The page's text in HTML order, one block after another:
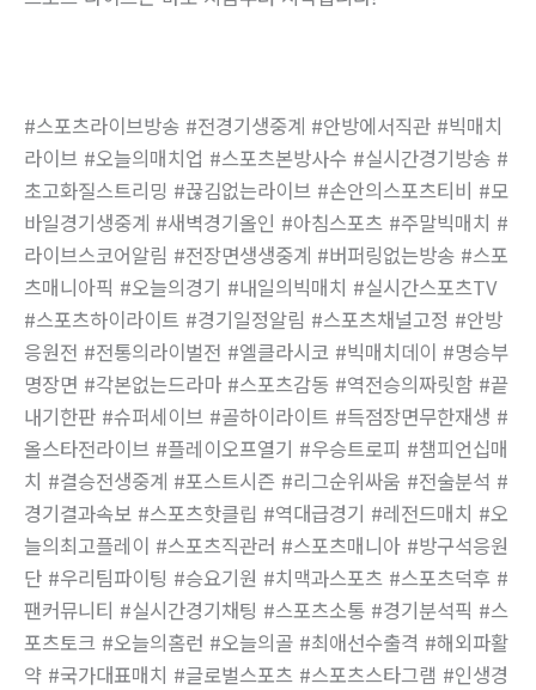
#스포츠라이브방송 #전경기생중계 #안방에서직관 #빅매치
라이브 #오늘의매치업 #스포츠본방사수 #실시간경기방송 #
초고화질스트리밍 #끊김없는라이브 #손안의스포츠티비 #모
바일경기생중계 #새벽경기올인 #아침스포츠 #주말빅매치 #
라이브스코어알림 #전장면생생중계 #버퍼링없는방송 #스포
츠매니아픽 #오늘의경기 #내일의빅매치 #실시간스포츠TV
#스포츠하이라이트 #경기일정알림 #스포츠채널고정 #안방
응원전 #전통의라이벌전 #엘클라시코 #빅매치데이 #명승부
명장면 #각본없는드라마 #스포츠감동 #역전승의짜릿함 #끝
내기한판 #슈퍼세이브 #골하이라이트 #득점장면무한재생 #
올스타전라이브 #플레이오프열기 #우승트로피 #챔피언십매
치 #결승전생중계 #포스트시즌 #리그순위싸움 #전술분석 #
경기결과속보 #스포츠핫클립 #역대급경기 #레전드매치 #오
늘의최고플레이 #스포츠직관러 #스포츠매니아 #방구석응원
단 #우리팀파이팅 #승요기원 #치맥과스포츠 #스포츠덕후 #
팬커뮤니티 #실시간경기채팅 #스포츠소통 #경기분석픽 #스
포츠토크 #오늘의홈런 #오늘의골 #최애선수출격 #해외파활
약 #국가대표매치 #글로벌스포츠 #스포츠스타그램 #인생경